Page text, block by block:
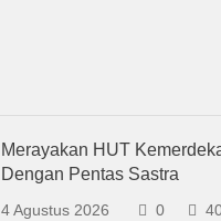
Merayakan HUT
Dengan Pentas Sastra
4 Agustus 2026 0